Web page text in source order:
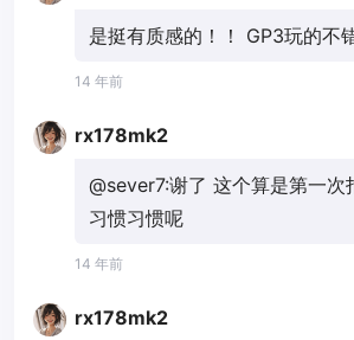
是挺有质感的！！ GP3玩的不
14 年前
rx178mk2
@sever7:谢了 这个算是第一次
习惯习惯呢
14 年前
rx178mk2